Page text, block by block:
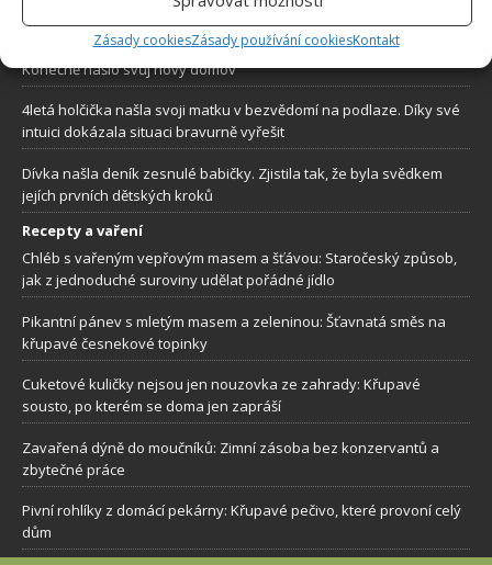
Zásady cookiesZásady používání cookiesKontakt
však předvedl výkon z jiného světa
Slepé, třínohé kotě se dostalo z útulku na Národní den koťat.
Konečně našlo svůj nový domov
4letá holčička našla svoji matku v bezvědomí na podlaze. Díky své
intuici dokázala situaci bravurně vyřešit
Dívka našla deník zesnulé babičky. Zjistila tak, že byla svědkem
jejích prvních dětských kroků
Recepty a vaření
Chléb s vařeným vepřovým masem a šťávou: Staročeský způsob,
jak z jednoduché suroviny udělat pořádné jídlo
Pikantní pánev s mletým masem a zeleninou: Šťavnatá směs na
křupavé česnekové topinky
Cuketové kuličky nejsou jen nouzovka ze zahrady: Křupavé
sousto, po kterém se doma jen zapráší
Zavařená dýně do moučníků: Zimní zásoba bez konzervantů a
zbytečné práce
Pivní rohlíky z domácí pekárny: Křupavé pečivo, které provoní celý
dům